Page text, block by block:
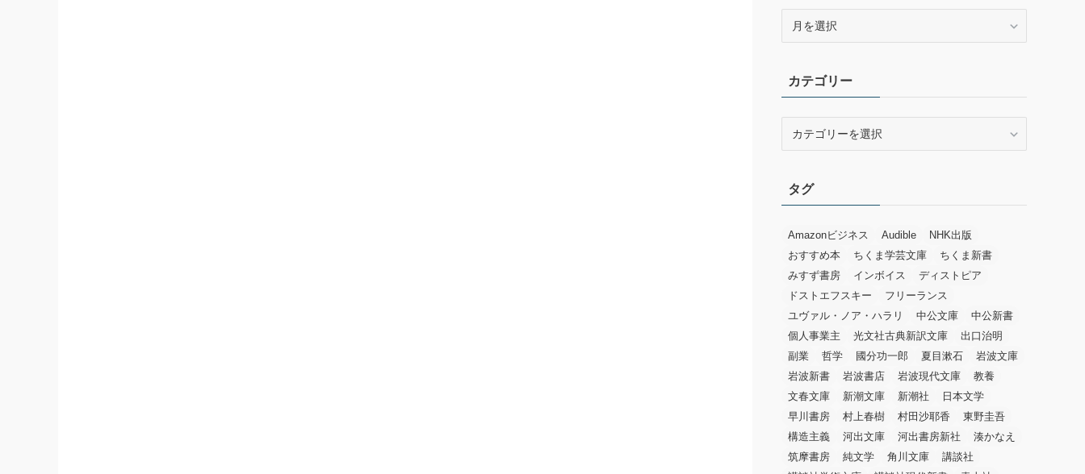
ブカテゴリー
ータグ
Amazonビジネス Audible
NHK出版
おすすめ本
ちくま学芸文庫
ちくま新書
みすず書房
インボイス
ディストピア
ドストエフスキー
フリーランス
ユヴァル・ノア・ハラリ
中公文庫
中公新書
個人事業主
光文社古典新訳文庫
出口治明
副業
哲学 國分功一郎 夏目漱石
岩波文庫
岩波新書
岩波書店 岩波現代文庫
教養
文春文庫
新潮文庫 新潮社
日本文学
早川書房
村上春樹 村田沙耶香
東野圭吾
構造主義
河出文庫 河出書房新社
湊かなえ
筑摩書房
純文学 角川文庫
講談社